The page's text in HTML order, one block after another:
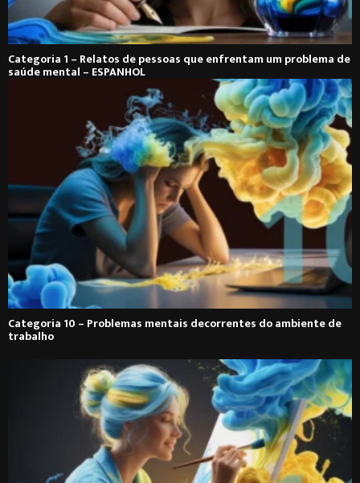
Categoria 1 – Relatos de pessoas que enfrentam um problema de
saúde mental – ESPANHOL
Categoria 10 – Problemas mentais decorrentes do ambiente de
trabalho